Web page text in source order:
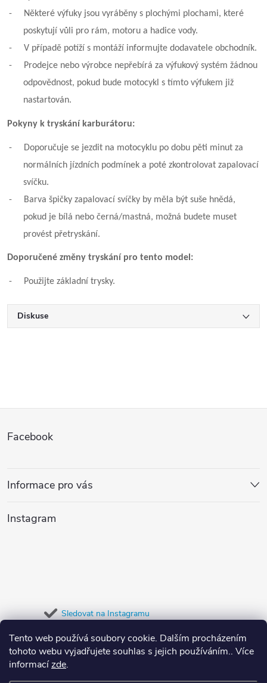
Tento web používá soubory cookie. Dalším procházením
tohoto webu vyjadřujete souhlas s jejich používáním.. Více
informacízde.
-
Některé výfuky jsou vyráběny s plochými plochami, které
poskytují vůli pro rám, motoru a hadice vody.
-
V případě potíží s montáží informujte dodavatele obchodník.
-
Prodejce nebo výrobce nepřebírá za výfukový systém žádnou
odpovědnost, pokud bude motocykl s tímto výfukem již
nastartován.
Pokyny k tryskání karburátoru:
-
Doporučuje se jezdit na motocyklu po dobu pěti minut za
normálních jízdních podmínek a poté zkontrolovat zapalovací
svíčku.
-
Barva špičky zapalovací svíčky by měla být suše hnědá,
pokud je bílá nebo černá/mastná, možná budete muset
provést přetryskání.
Doporučené změny tryskání pro tento model:
- Použijte základní trysky.
Diskuse
p
a
Facebook
Informace pro vás
Instagram
Sledovat na Instagramu
Přijímáme online platby